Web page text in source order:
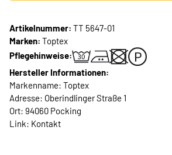
Artikelnummer: TT 5647-01
Marken: Toptex
Pflegehinweise:
Hersteller Informationen:
Markenname: Toptex
Adresse: Oberindlinger Straße 1
Ort: 94060 Pocking
Link: Kontakt